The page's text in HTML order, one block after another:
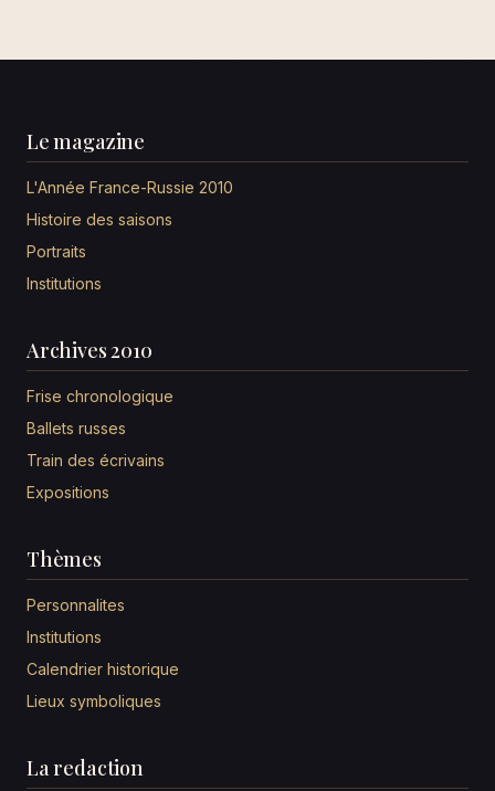
Le magazine
L'Année France-Russie 2010
Histoire des saisons
Portraits
Institutions
Archives 2010
Frise chronologique
Ballets russes
Train des écrivains
Expositions
Thèmes
Personnalites
Institutions
Calendrier historique
Lieux symboliques
La redaction